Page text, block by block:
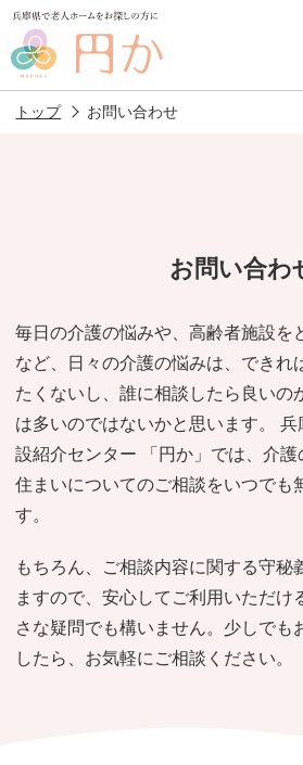
老人ホームの種類 よくあ
アクセ
相談者様の声 お役
おすすめ施設特集
トップ お問い合わせ
お問い合わ
毎日の介護の悩みや、高齢者施設を
など、日々の介護の悩みは、できれ
たくないし、誰に相談したら良いの
は多いのではないかと思います。
設紹介センター 「円か」では、介
住まいについてのご相談をいつでも
す。
もちろん、ご相談内容に関する守秘
ますので、安心してご利用いただけ
さな疑問でも構いません。少しでも
したら、お気軽にご相談ください。